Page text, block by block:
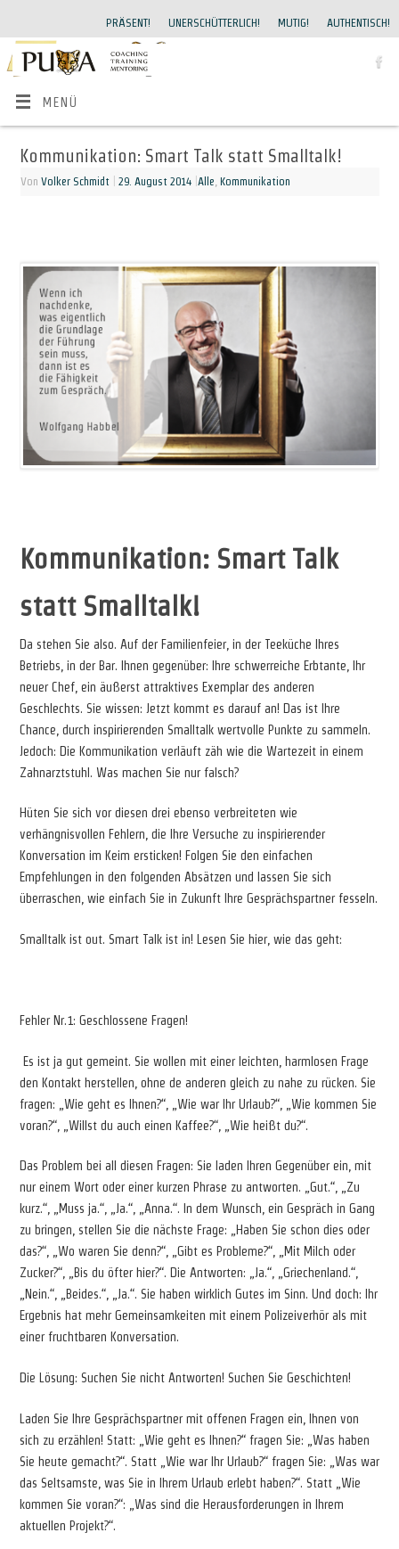
PRÄSENT! UNERSCHÜTTERLICH! MUTIG! AUTHENTISCH!
MENÜ
Kommunikation: Smart Talk statt Smalltalk!
Von Volker Schmidt 29. August 2014 Alle, Kommunikation
Kommunikation: Smart Talk
statt Smalltalk!
Da stehen Sie also. Auf der Familienfeier, in der Teeküche Ihres
Betriebs, in der Bar. Ihnen gegenüber: Ihre schwerreiche Erbtante, Ihr
neuer Chef, ein äußerst attraktives Exemplar des anderen
Geschlechts. Sie wissen: Jetzt kommt es darauf an! Das ist Ihre
Chance, durch inspirierenden Smalltalk wertvolle Punkte zu sammeln.
Jedoch: Die Kommunikation verläuft zäh wie die Wartezeit in einem
Zahnarztstuhl. Was machen Sie nur falsch?
Hüten Sie sich vor diesen drei ebenso verbreiteten wie
verhängnisvollen Fehlern, die Ihre Versuche zu inspirierender
Konversation im Keim ersticken! Folgen Sie den einfachen
Empfehlungen in den folgenden Absätzen und lassen Sie sich
überraschen, wie einfach Sie in Zukunft Ihre Gesprächspartner fesseln.
Smalltalk ist out. Smart Talk ist in! Lesen Sie hier, wie das geht:
Fehler Nr.1: Geschlossene Fragen!
Es ist ja gut gemeint. Sie wollen mit einer leichten, harmlosen Frage
den Kontakt herstellen, ohne de anderen gleich zu nahe zu rücken. Sie
fragen: „Wie geht es Ihnen?“, „Wie war Ihr Urlaub?“, „Wie kommen Sie
voran?“, „Willst du auch einen Kaffee?“, „Wie heißt du?“.
Das Problem bei all diesen Fragen: Sie laden Ihren Gegenüber ein, mit
nur einem Wort oder einer kurzen Phrase zu antworten. „Gut.“, „Zu
kurz.“, „Muss ja.“, „Ja.“, „Anna.“. In dem Wunsch, ein Gespräch in Gang
zu bringen, stellen Sie die nächste Frage: „Haben Sie schon dies oder
das?“, „Wo waren Sie denn?“, „Gibt es Probleme?“, „Mit Milch oder
Zucker?“, „Bis du öfter hier?“. Die Antworten: „Ja.“, „Griechenland.“,
„Nein.“, „Beides.“, „Ja.“. Sie haben wirklich Gutes im Sinn. Und doch: Ihr
Ergebnis hat mehr Gemeinsamkeiten mit einem Polizeiverhör als mit
einer fruchtbaren Konversation.
Die Lösung: Suchen Sie nicht Antworten! Suchen Sie Geschichten!
Laden Sie Ihre Gesprächspartner mit offenen Fragen ein, Ihnen von
sich zu erzählen! Statt: „Wie geht es Ihnen?“ fragen Sie: „Was haben
Sie heute gemacht?“. Statt „Wie war Ihr Urlaub?“ fragen Sie: „Was war
das Seltsamste, was Sie in Ihrem Urlaub erlebt haben?“. Statt „Wie
kommen Sie voran?“: „Was sind die Herausforderungen in Ihrem
aktuellen Projekt?“.